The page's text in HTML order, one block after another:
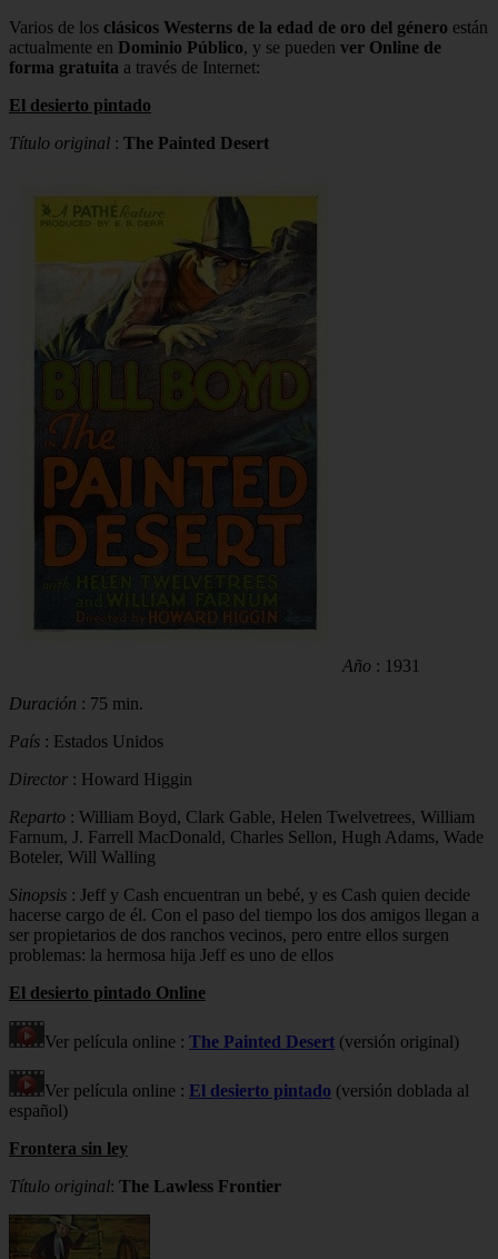
Varios de los clásicos Westerns de la edad de oro del género están
actualmente en Dominio Público, y se pueden ver Online de
forma gratuita a través de Internet:
El desierto pintado
Título original : The Painted Desert
Año : 1931
Duración : 75 min.
País : Estados Unidos
Director : Howard Higgin
Reparto : William Boyd, Clark Gable, Helen Twelvetrees, William
Farnum, J. Farrell MacDonald, Charles Sellon, Hugh Adams, Wade
Boteler, Will Walling
Sinopsis : Jeff y Cash encuentran un bebé, y es Cash quien decide
hacerse cargo de él. Con el paso del tiempo los dos amigos llegan a
ser propietarios de dos ranchos vecinos, pero entre ellos surgen
problemas: la hermosa hija Jeff es uno de ellos
El desierto pintado Online
Ver película online : The Painted Desert (versión original)
Ver película online : El desierto pintado (versión doblada al
español)
Frontera sin ley
Título original: The Lawless Frontier